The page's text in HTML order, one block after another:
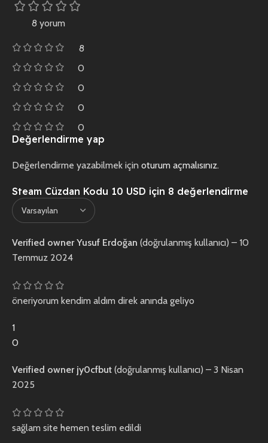
8 yorum
8
0
0
0
0
Steam Cüzdan Kodu 10 USD için 8 değerlendirme
Verified ownerYusuf Erdoğan (doğrulanmış kullanıcı) – 10
Temmuz 2024
öneriyorum kendim aldım direk anında geliyo
1
0
Verified owner jy0cfbut (doğrulanmış kullanıcı) – 3 Nisan
2025
sağlam site hemen teslim edildi
Değerlendirme yap
Değerlendirme yazabilmek için oturum açmalısınız.